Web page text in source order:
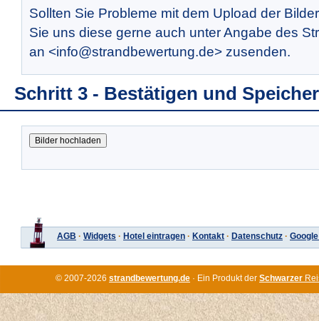
Sollten Sie Probleme mit dem Upload der
Sie uns diese gerne auch unter Angabe des
an <info@strandbewertung.de> zusenden.
Schritt 3 - Bestätigen und
AGB · Widgets · Hotel eintragen · Kontakt · Datenschutz ·
© 2007-2026 strandbewertung.de · Ein Produkt der Schwarzer